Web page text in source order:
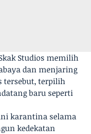
Studios memilih
dan menjaring
tersebut, terpilih
baru seperti
karantina selama
kedekatan